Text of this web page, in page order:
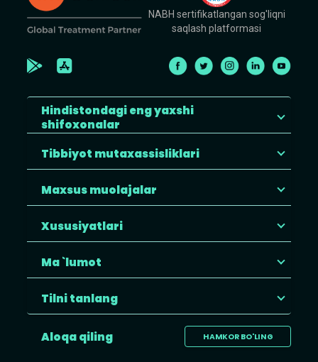
NABH sertifikatlangan sog'liqni
saqlash platformasi
Hindistondagi eng yaxshi
shifoxonalar
Tibbiyot mutaxassisliklari
Maxsus muolajalar
Xususiyatlari
Ma `lumot
Tilni tanlang
HAMKOR BO'LING
Aloqa qiling